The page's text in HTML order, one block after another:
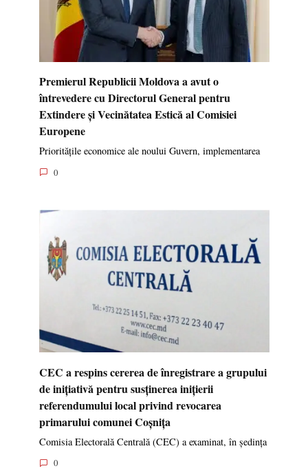
Premierul Republicii Moldova a avut o
întrevedere cu Directorul General pentru
Extindere și Vecinătatea Estică al Comisiei
Europene
Prioritățile economice ale noului Guvern, implementarea
0
CEC a respins cererea de înregistrare a grupului
de inițiativă pentru susținerea inițierii
referendumului local privind revocarea
primarului comunei Coșnița
Comisia Electorală Centrală (CEC) a examinat, în ședința
0